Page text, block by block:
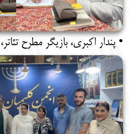
• پندار اکبری، بازیگر مطرح